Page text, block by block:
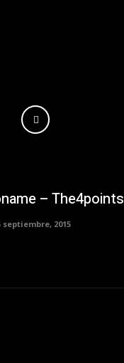
– The4points
septiembre, 2015